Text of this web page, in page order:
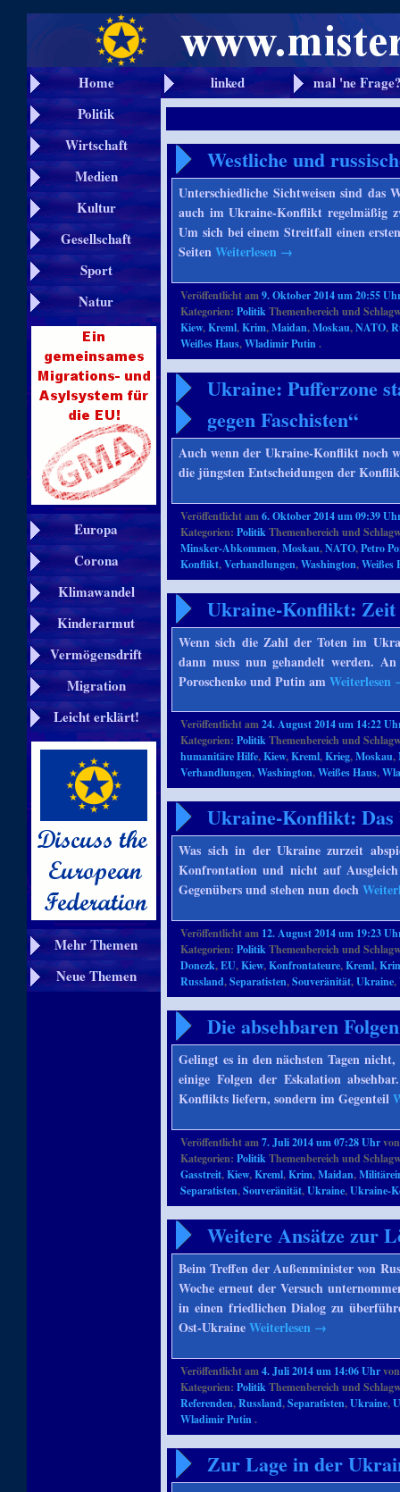
Home linked
mal 'ne
Politik
Wirtschaft
Medien
Kultur
Gesellschaft
Sport
Natur
Europa
Corona
Klimawandel
Kinderarmut
Vermögensdrift
Migration
Leicht erklärt!
Mehr Themen
Neue Themen
Westliche und
Unterschiedliche Sichtweisen sind das
auch im Ukraine-Konflikt regelmäßig
Um sich bei einem Streitfall einen
SeitenWeiterlesen →
Veröffentlicht am9. Oktober 2014 um 20:55
Kategorien:PolitikThemenbereich und
Kiew,Kreml,Krim,Maidan,Moskau,NATO,
Weißes Haus,Wladimir Putin.
Ukraine: Pufferzone
gegen Faschisten“
Auch wenn der Ukraine-Konflikt noch
die jüngsten Entscheidungen der
Veröffentlicht am6. Oktober 2014 um 09:39
Kategorien:PolitikThemenbereich und
Minsker-Abkommen,Moskau,NATO,Petro
Konflikt,Verhandlungen,Washington,Weißes
Ukraine-Konflikt: Zeit
Wenn sich die Zahl der Toten im
dann muss nun gehandelt werden. An
Poroschenko und Putin amWeiterlesen
Veröffentlicht am24. August 2014 um 14:22
Kategorien:PolitikThemenbereich und
humanitäre Hilfe,Kiew,Kreml,Krieg,Moskau,
Verhandlungen,Washington,Weißes Haus,
Ukraine-Konflikt:
Was sich in der Ukraine zurzeit
Konfrontation und nicht auf
Gegenübers und stehen nun doch
Veröffentlicht am 12. August 2014 um 19:23
Kategorien:PolitikThemenbereich und
Donezk,EU,Kiew,Konfrontateure,Kreml,
Russland,Separatisten,Souveränität,Ukraine,
Die absehbaren
Gelingt es in den nächsten Tagen
einige Folgen der Eskalation
Konflikts liefern, sondern im Gegenteil
Veröffentlicht am7. Juli 2014 um 07:28 Uhr
Kategorien:PolitikThemenbereich und
Gasstreit,Kiew,Kreml,Krim,Maidan,
Separatisten,Souveränität,Ukraine,Ukraine-
Weitere Ansätze zur
Beim Treffen der Außenminister von
Woche erneut der Versuch
in einen friedlichen Dialog zu
Ost-UkraineWeiterlesen →
Veröffentlicht am4. Juli 2014 um 14:06 Uhr
Kategorien:PolitikThemenbereich und
Referenden,Russland,Separatisten,Ukraine,
Wladimir Putin.
Zur Lage in der